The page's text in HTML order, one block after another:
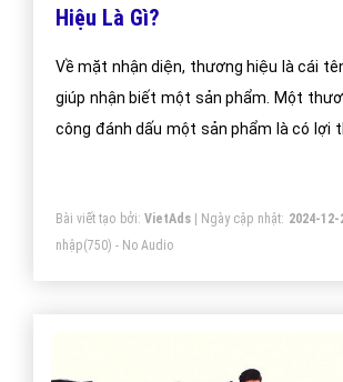
Hiệu Là Gì?
Về mặt nhận diện, thương hiệu là cái
giúp nhận biết một sản phẩm. Một
công đánh dấu một sản phẩm là có lợi
Louis Vuiton, GUCCI, Dove, Tide là
về thương hiệu sản phẩm.
Bài viết tạo bởi: VietAds| Ngày cập nhật: 2024-12-
nhập(750) - No Audio